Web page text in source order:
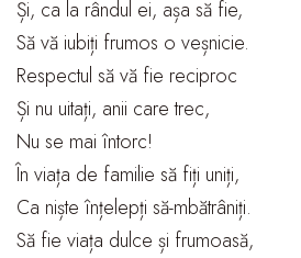
Și, ca la rândul ei, așa să fie,
Să vă iubiți frumos o veșnicie.
Respectul să vă fie reciproc
Și nu uitați, anii care trec,
Nu se mai întorc!
În viața de familie să fiți uniți,
Ca niște înțelepți să-mbătrâniți.
Să fie viața dulce și frumoasă,